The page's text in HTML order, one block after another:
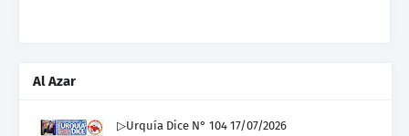
Al Azar
▷Urquía Dice N° 104 17/07/2026